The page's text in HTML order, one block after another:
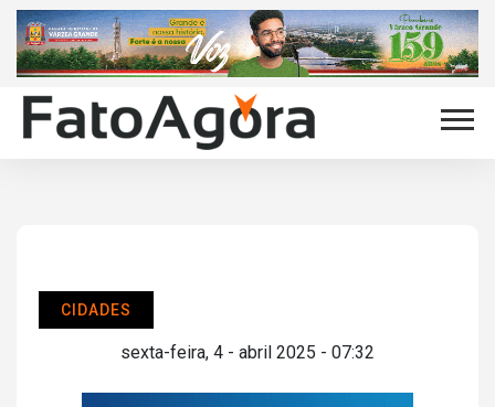
CIDADES
sexta-feira, 4 - abril 2025 - 07:32